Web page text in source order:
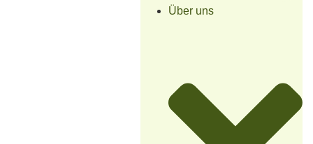
Über uns